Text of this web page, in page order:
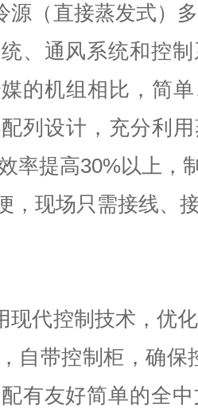
源（直接蒸发式）
、通风系统和控
的机组相比，简
列设计，充分利
率提高30%以上，
，现场只需接线、
现代控制技术，优
自带控制柜，确保
有友好简单的全